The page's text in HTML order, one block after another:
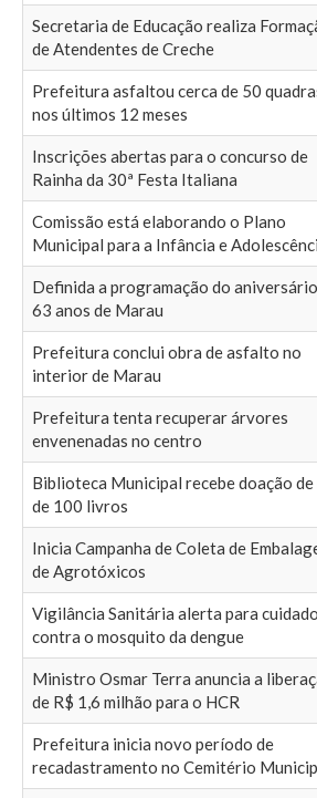
Secretaria de Educação realiza
de Atendentes de Creche
Prefeitura asfaltou cerca de 50
nos últimos 12 meses
Inscrições abertas para o concurso de
Rainha da 30ª Festa Italiana
Comissão está elaborando o Plano
Municipal para a Infância e
Definida a programação do
63 anos de Marau
Prefeitura conclui obra de asfalto no
interior de Marau
Prefeitura tenta recuperar árvores
envenenadas no centro
Biblioteca Municipal recebe doação de
de 100 livros
Inicia Campanha de Coleta de
de Agrotóxicos
Vigilância Sanitária alerta para
contra o mosquito da dengue
Ministro Osmar Terra anuncia a
de R$ 1,6 milhão para o HCR
Prefeitura inicia novo período de
recadastramento no Cemitério